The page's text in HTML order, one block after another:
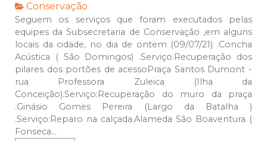
Conservação
Seguem os serviços que foram executados pelas
equipes da Subsecretaria de Conservação ,em alguns
locais da cidade, no dia de ontem (09/07/21) .Concha
Acústica ( São Domingos) .Serviço:Recuperação dos
pilares dos portões de acessoPraça Santos Dumont -
rua Professora Zuleica (Ilha da
Conceição).Serviço:Recuperação do muro da praça
.Ginásio Gomes Pereira (Largo da Batalha )
.Serviço:Reparo na calçada.Alameda São Boaventura (
Fonseca...